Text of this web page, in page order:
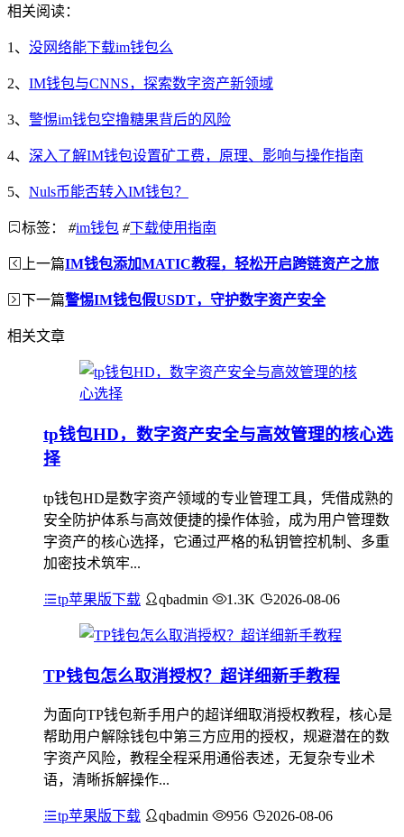
相关阅读：
1、 没网络能下载im钱包么
2、 IM钱包与CNNS，探索数字资产新领域
3、 警惕im钱包空撸糖果背后的风险
4、 深入了解IM钱包设置矿工费，原理、影响与操作指南
5、 Nuls币能否转入IM钱包？
标签： #im钱包 #下载使用指南
上一篇IM钱包添加MATIC教程，轻松开启跨链资产之旅
下一篇警惕IM钱包假USDT，守护数字资产安全
相关文章
tp钱包HD，数字资产安全与高效管理的核心选
择
tp钱包HD是数字资产领域的专业管理工具，凭借成熟的
安全防护体系与高效便捷的操作体验，成为用户管理数
字资产的核心选择，它通过严格的私钥管控机制、多重
加密技术筑牢...
tp苹果版下载 qbadmin 1.3K 2026-08-06
TP钱包怎么取消授权？超详细新手教程
为面向TP钱包新手用户的超详细取消授权教程，核心是
帮助用户解除钱包中第三方应用的授权，规避潜在的数
字资产风险，教程全程采用通俗表述，无复杂专业术
语，清晰拆解操作...
tp苹果版下载 qbadmin 956 2026-08-06